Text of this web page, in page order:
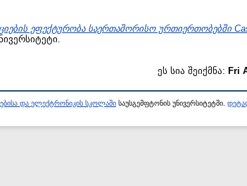
ეფექტურობა საერთაშორისო ურთიერთობებში
ეს სია შეიქმნა: Fri
და ელექტრონიკის სკოლაში საუსგემფტონის უნივერსიტეტში.